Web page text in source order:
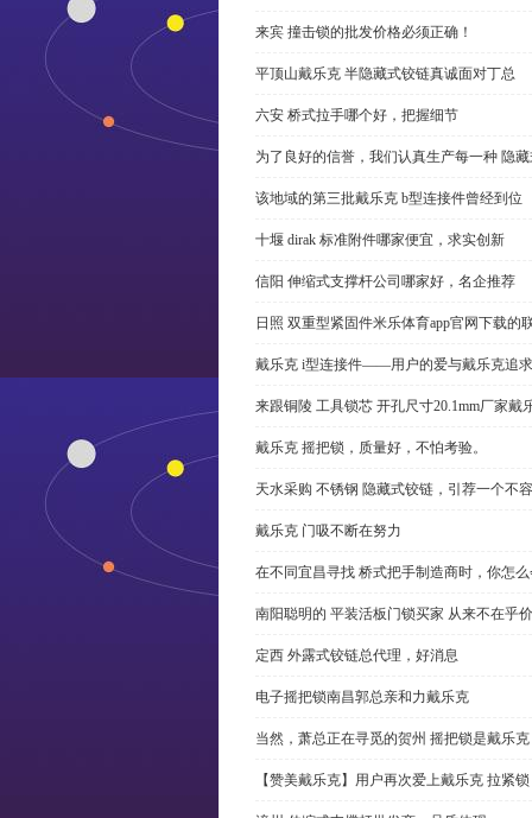
来宾 撞击锁的批发价格必须正确！
平顶山戴乐克 半隐藏式铰链真诚面对丁总
六安 桥式拉手哪个好，把握细节
为了良好的信誉，我们认真生产每一种 隐
该地域的第三批戴乐克 b型连接件曾经到位
十堰 dirak 标准附件哪家便宜，求实创新
信阳 伸缩式支撑杆公司哪家好，名企推荐
日照 双重型紧固件米乐体育app官网下载的
戴乐克 i型连接件——用户的爱与戴乐克追求
来跟铜陵 工具锁芯 开孔尺寸20.1mm厂家
戴乐克 摇把锁，质量好，不怕考验。
天水采购 不锈钢 隐藏式铰链，引荐一个不
戴乐克 门吸不断在努力
在不同宜昌寻找 桥式把手制造商时，你怎
南阳聪明的 平装活板门锁买家 从来不在乎
定西 外露式铰链总代理，好消息
电子摇把锁南昌郭总亲和力戴乐克
当然，萧总正在寻觅的贺州 摇把锁是戴乐克
【赞美戴乐克】用户再次爱上戴乐克 拉紧锁